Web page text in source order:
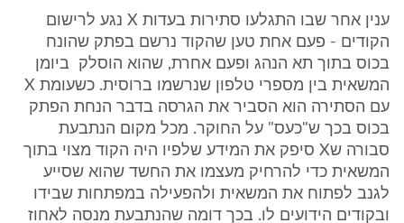
ענין אחר שבו התגלעו סתירות בעדות X נגע לרישום
הקודים - פעם אחת טען שהקוד נרשם בפתק שהונח
בכוס בתוך תא הנהג ופעם אחרת, שהוא הוסלק ביומן
המשאית בין מספרי טלפון שנרשמו ברוסית. כשעומת X
עם הסתירה הוא הסביר את הגרסה בדבר הנחת הפתק
בכוס בכך ש"כעס" על החוקר. מכל מקום הנתבעת
סבורה שX סיפק את המידע שלפיו היה הקוד מצוי בתוך
המשאית כדי להרחיק מעצמו את החשד שהוא שסייע
לגנב לפתוח את המשאית ולהפעילה במפתחות שבידו
ובקודים הידועים לו. בכך דומה שהנתבעת מנסה לאחוז